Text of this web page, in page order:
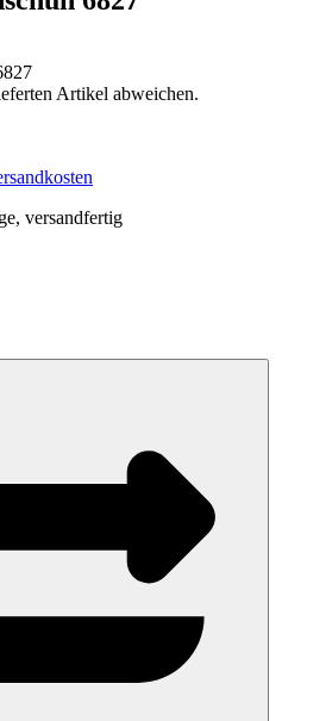
Artikel abweichen.
versandfertig